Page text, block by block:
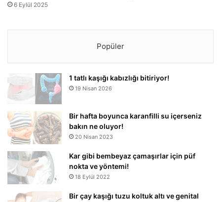
6 Eylül 2025
Popüler
1 tatlı kaşığı kabızlığı bitiriyor!
19 Nisan 2026
Bir hafta boyunca karanfilli su içerseniz
bakın ne oluyor!
20 Nisan 2023
Kar gibi bembeyaz çamaşırlar için püf
nokta ve yöntemi!
18 Eylül 2022
Bir çay kaşığı tuzu koltuk altı ve genital